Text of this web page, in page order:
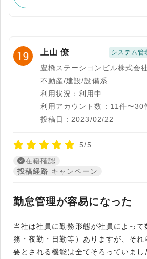
上山 僚 システム管
豊橋ステーシヨンビル株式会社
不動産/建設/設備系
利用状況：利用中
利用アカウント数：11件〜30
投稿日：2023/02/22
5/5
在籍確認
投稿経路 キャンペーン
勤怠管理が容易になった
当社は社員に勤務形態が社員によって
務・夜勤・日勤等）ありますが、そ
要とされる機能は全てそろっていまし